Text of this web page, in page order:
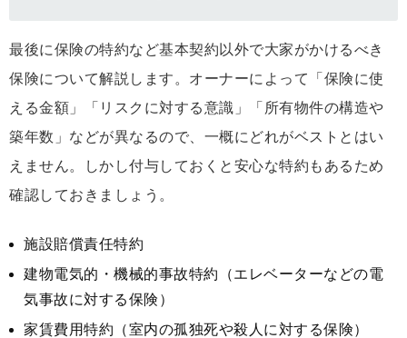
最後に保険の特約など基本契約以外で大家がかけるべき
保険について解説します。オーナーによって「保険に使
える金額」「リスクに対する意識」「所有物件の構造や
築年数」などが異なるので、一概にどれがベストとはい
えません。しかし付与しておくと安心な特約もあるため
確認しておきましょう。
施設賠償責任特約
建物電気的・機械的事故特約（エレベーターなどの電
気事故に対する保険）
家賃費用特約（室内の孤独死や殺人に対する保険）